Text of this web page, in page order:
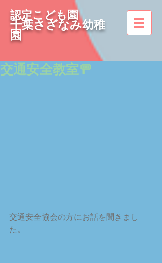
認定こども園
千葉さざなみ幼稚
園
交通安全教室🚥
交通安全協会の方にお話を聞きまし
た。